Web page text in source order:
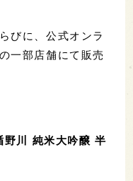
びに、公式オンラ
一部店舗にて販売
川 純米大吟醸 半